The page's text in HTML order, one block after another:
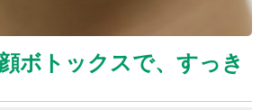
ボトックスで、すっき